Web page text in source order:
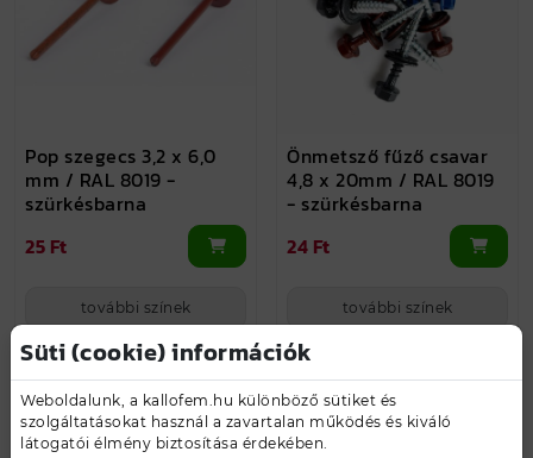
Pop szegecs 3,2 x 6,0
mm / RAL 8019 -
szürkésbarna
25 Ft
további színek
Önmetsző fűző csavar
4,8 x 20mm / RAL 8019
- szürkésbarna
24 Ft
további színek
Süti (cookie) információk
Weboldalunk, a kallofem.hu különböző sütiket és
szolgáltatásokat használ a zavartalan működés és kiváló
látogatói élmény biztosítása érdekében.